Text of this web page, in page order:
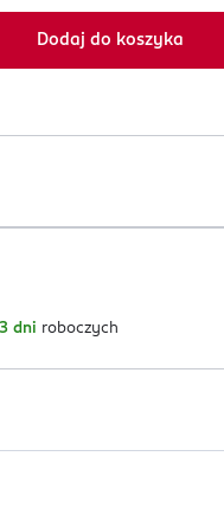
Dodaj do koszyka
dni roboczych